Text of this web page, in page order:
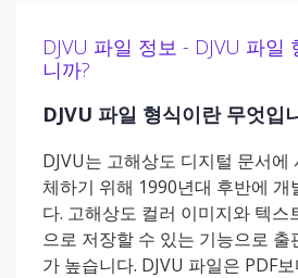
DJVU 파일 정보 - DJVU 파일
니까?
DJVU 파일 형식이란 무엇입
DJVU는 고해상도 디지털 문서에
체하기 위해 1990년대 후반에 개
다. 고해상도 컬러 이미지와 텍스
으로 저장할 수 있는 기능으로 출
가 높습니다. DJVU 파일은 PDF